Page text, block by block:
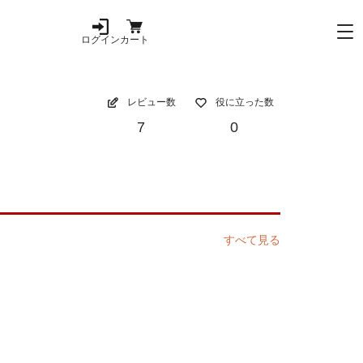
ログインカート
レビュー数
7
役に立った数
0
すべて見る